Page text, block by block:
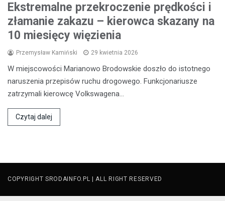
Ekstremalne przekroczenie prędkości i
złamanie zakazu – kierowca skazany na
10 miesięcy więzienia
Przemysław Kamiński 29 kwietnia 2026
W miejscowości Marianowo Brodowskie doszło do istotnego
naruszenia przepisów ruchu drogowego. Funkcjonariusze
zatrzymali kierowcę Volkswagena…
Czytaj dalej
COPYRIGHT SRODAINFO.PL | ALL RIGHT RESERVED